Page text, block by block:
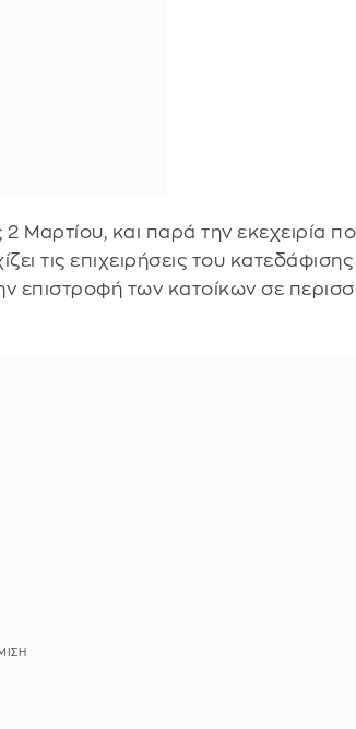
Μαρτίου, και παρά την εκεχειρία
τις επιχειρήσεις του
επιστροφή των κατοίκων σε